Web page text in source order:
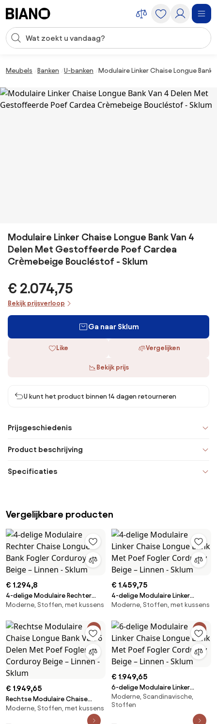
Zoekopdracht invoeren
Meubels Banken U-banken Modulaire Linker Chaise Longue
Modulaire Linker Chaise Longue Bank Van 4
Delen Met Gestoffeerde Poef Cardea
Crèmebeige Boucléstof - Sklum
€ 2.074,75
Bekijk prijsverloop
Ga naar Sklum
Like Vergelijken
Bekijk prijs
U kunt het product binnen 14 dagen retourneren
Prijsgeschiedenis
Product beschrijving
Specificaties
Vergelijkbare producten
€ 1.294,8
4-delige Modulaire Rechter
Chaise Longue Bank Fogler
Sklum
Moderne, Stoffen, met kussens
€ 1.459,75
4-delige Modulaire Linker
Chaise Longue Bank Met Poef
- Sklum
Moderne, Stoffen, met kussens
€ 1.949,65
Rechtse Modulaire Chaise
Longue Bank Van 6 Delen Met
Poef Fogler Corduroy Beige –
Moderne, Stoffen, met kussens
€ 1.949,65
6-delige Modulaire Linker
Chaise Longue Bank Met Poef
Fogler Corduroy Beige – Linnen
Moderne, Scandinavische,
Stoffen